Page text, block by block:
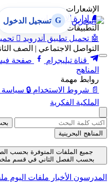
الإشعارات
🔔 إدارة الإشعارات
التطبيقات
🤖 تحميل تطبيق أندرويد 
التواصل الاجتماعي | الصف
قناة تيليجرام
صفحة
المناهج
روابط مهمة
📄 شروط الاستخدام 🔒 سياسة
الملكية الفكرية
G تسجيل الدخول
المناهج البحرينية
جميع الملفات المتوفرة بحسب
بحسب الفصل الثاني في قسم ملخصات
المدرسون الأخبار ملفات اليوم